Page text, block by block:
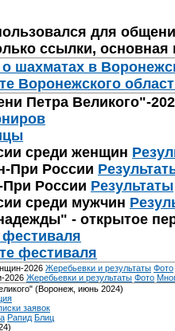
для
ссылки,
о шахматах в
Воронежского
Петра Великого"-
среди женщин
При России
России Результаты
среди мужчин
- открытое
фестиваля
фестиваля
2026 Жеребьевки и результаты Фото
2026 Жеребьевки и результаты Фото
(Воронеж, июнь 2024)
заявок
Рапид Блиц